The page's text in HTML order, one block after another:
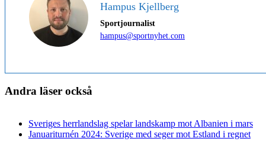
Hampus Kjellberg
Sportjournalist
hampus@sportnyhet.com
Andra läser också
Sveriges herrlandslag spelar landskamp mot Albanien i mars
Januariturnén 2024: Sverige med seger mot Estland i regnet